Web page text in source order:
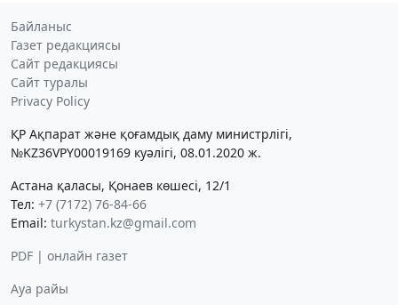
Байланыс
Газет редакциясы
Сайт редакциясы
Сайт туралы
Privacy Policy
ҚР Ақпарат және қоғамдық даму министрлігі,
№KZ36VPY00019169 куәлігі, 08.01.2020 ж.
Астана қаласы, Қонаев көшесі, 12/1
Тел: +7 (7172) 76-84-66
Email: turkystan.kz@gmail.com
PDF | онлайн газет
Ауа райы